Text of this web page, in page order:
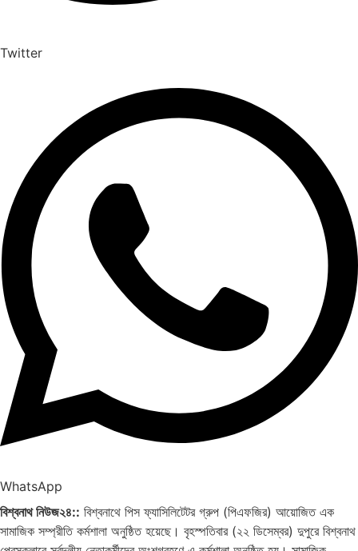
Twitter
WhatsApp
বিশ্বনাথ নিউজ২৪:: বিশ্বনাথে পিস ফ্যাসিলিটেটর গ্রুপ (পিএফজির) আয়োজিত এক
সামাজিক সম্প্রীতি কর্মশালা অনুষ্ঠিত হয়েছে। বৃহস্পতিবার (২২ ডিসেম্বর) দুপুরে বিশ্বনাথ